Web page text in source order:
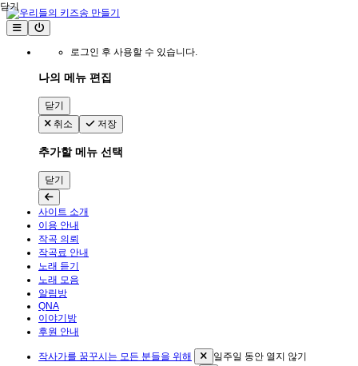
로그인 후 사용할 수 있습니다.
나의 메뉴 편집
닫기
취소
저장
추가할 메뉴 선택
닫기
사이트 소개
이용 안내
작곡 의뢰
작곡료 안내
노래 듣기
노래 모음
알림방
QNA
이야기방
후원 안내
작사가를 꿈꾸시는 모든 분들을 위해
일주일 동안 열지 않기
닫기